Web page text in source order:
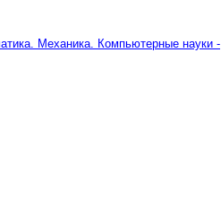
Механика. Компьютерные науки -